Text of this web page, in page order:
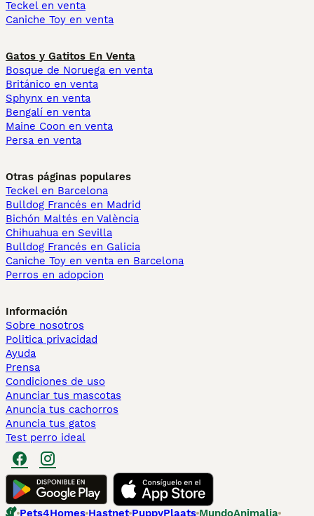
Teckel en venta
Caniche Toy en venta
Gatos y Gatitos En Venta
Bosque de Noruega en venta
Británico en venta
Sphynx en venta
Bengalí en venta
Maine Coon en venta
Persa en venta
Otras páginas populares
Teckel en Barcelona
Bulldog Francés en Madrid
Bichón Maltés en València
Chihuahua en Sevilla
Bulldog Francés en Galicia
Caniche Toy en venta en Barcelona
Perros en adopcion
Información
Sobre nosotros
Politica privacidad
Ayuda
Prensa
Condiciones de uso
Anunciar tus mascotas
Anuncia tus cachorros
Anuncia tus gatos
Test perro ideal